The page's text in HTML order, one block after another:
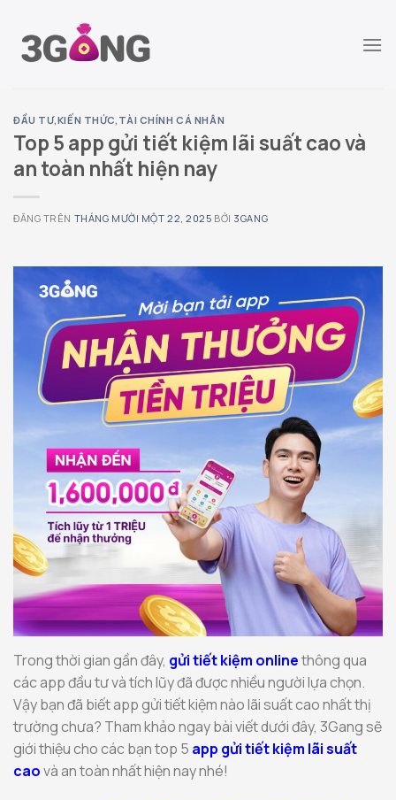
đến
ĐẦU TƯ,KIẾN THỨC, TÀI CHÍNH CÁ NHÂN
Top 5 app gửi tiết kiệm lãi suất cao và
an toàn nhất hiện nay
ĐĂNG TRÊN THÁNG MƯỜI MỘT 22, 2025 BỞI 3GANG
Trong thời gian gần đây, gửi tiết kiệm onlinethông qua
các app đầu tư và tích lũy đã được nhiều người lựa chọn.
Vậy bạn đã biết app gửi tiết kiệm nào lãi suất cao nhất thị
trường chưa? Tham khảo ngay bài viết dưới đây, 3Gang sẽ
giới thiệu cho các bạn top 5 app gửi tiết kiệm lãi suất
caovà an toàn nhất hiện nay nhé!